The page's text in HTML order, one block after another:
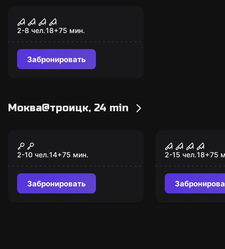
Морг
2-8 чел.18+75 мин.
Забронировать
Моква@троицк, 24 min
Корпорация
монстров
2-10 чел.14+75 мин.
Забронировать
явление
2-15 чел.18+75